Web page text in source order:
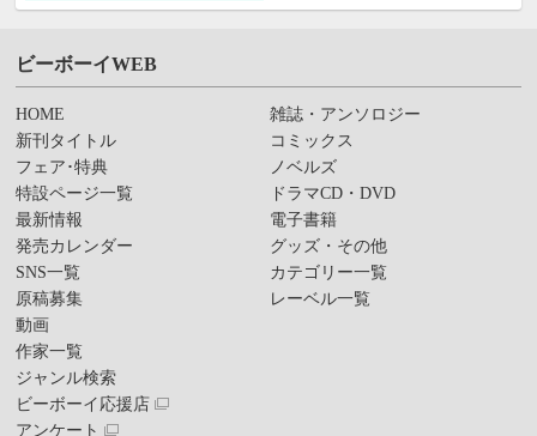
ビーボーイWEB
HOME
新刊タイトル
フェア･特典
特設ページ一覧
最新情報
発売カレンダー
SNS一覧
原稿募集
動画
作家一覧
ジャンル検索
ビーボーイ応援店
アンケート
雑誌・アンソロジー
コミックス
ノベルズ
ドラマCD・DVD
電子書籍
グッズ・その他
カテゴリー一覧
レーベル一覧